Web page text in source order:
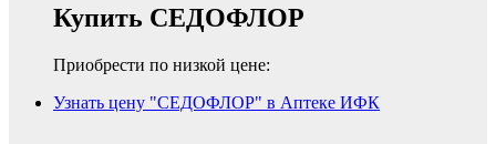
Купить СЕДОФЛОР
Приобрести по низкой цене:
Узнать цену "СЕДОФЛОР" в Аптеке ИФК